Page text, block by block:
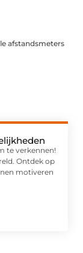
afstandsmeters
te verkennen!
Ontdek op
motiveren